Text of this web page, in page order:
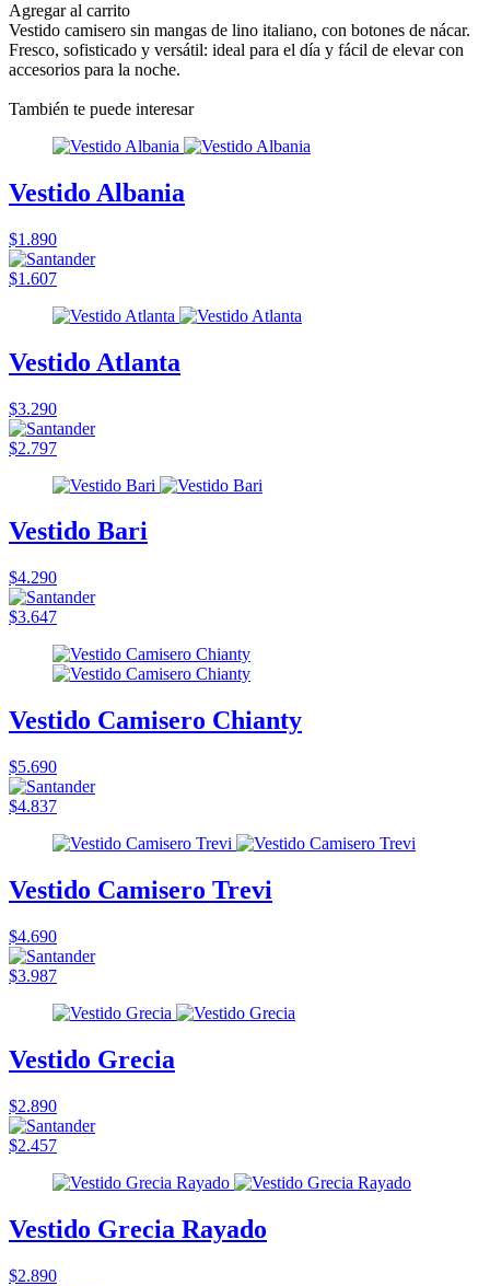
Agregar al carrito
Vestido camisero sin mangas de lino italiano, con botones de nácar.
Fresco, sofisticado y versátil: ideal para el día y fácil de elevar con
accesorios para la noche.
También te puede interesar
Vestido Albania
$1.890
$1.607
Vestido Atlanta
$3.290
$2.797
Vestido Bari
$4.290
$3.647
Vestido Camisero Chianty
$5.690
$4.837
Vestido Camisero Trevi
$4.690
$3.987
Vestido Grecia
$2.890
$2.457
Vestido Grecia Rayado
$2.890